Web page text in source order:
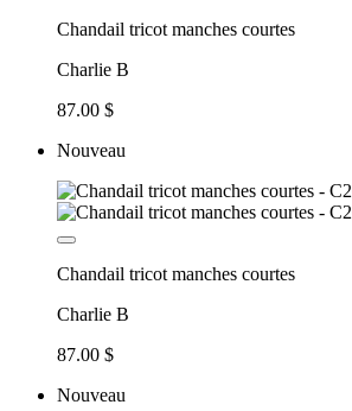
Chandail tricot manches courtes
Charlie B
87.00 $
Nouveau
Chandail tricot manches courtes
Charlie B
87.00 $
Nouveau